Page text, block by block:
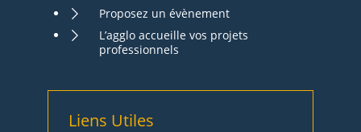
Proposez un évènement
L’agglo accueille vos projets
professionnels
Liens Utiles